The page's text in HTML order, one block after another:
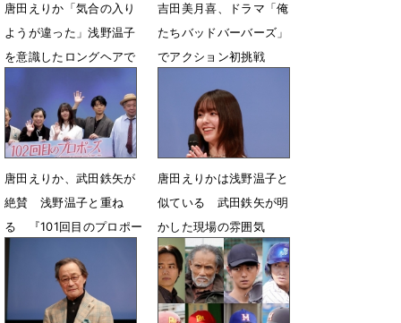
唐田えりか「気合の入り
ようが違った」浅野温子
を意識したロングヘアで
挑む「102回目のプロポ
ーズ」撮影秘話
3月23日 07時00分
吉田美月喜、ドラマ「俺
たちバッドバーバーズ」
でアクション初挑戦
唐田えりか、武田鉄矢が
絶賛 浅野温子と重ね
る 『101回目のプロポー
ズ』続編
3月20日 07時14分
唐田えりかは浅野温子と
似ている 武田鉄矢が明
かした現場の雰囲気
3月19日 21時02分